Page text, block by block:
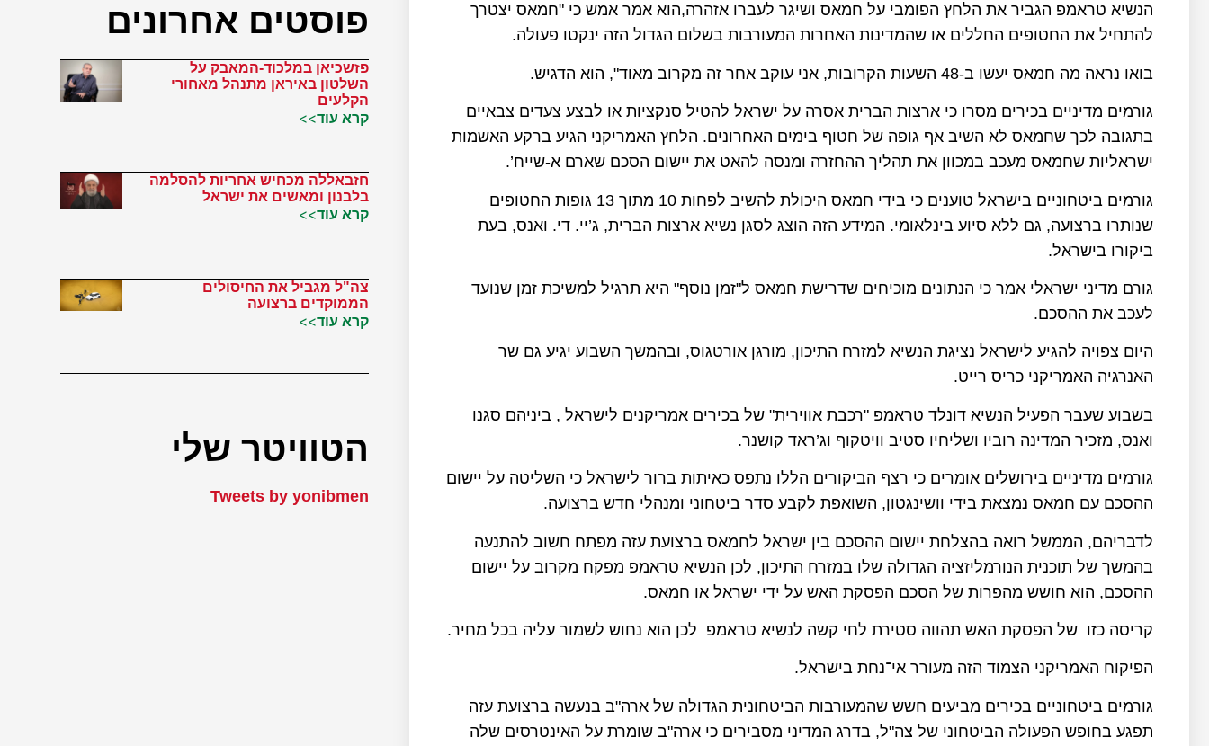
הנשיא טראמפ הגביר את הלחץ הפומבי על חמאס ושיגר לעברו אזהרה,הוא אמר אמש כי "חמאס יצטרך
להתחיל את החטופים החללים או שהמדינות האחרות המעורבות בשלום הגדול הזה ינקטו פעולה.
בואו נראה מה חמאס יעשו ב-48 השעות הקרובות, אני עוקב אחר זה מקרוב מאוד", הוא הדגיש.
גורמים מדיניים בכירים מסרו כי ארצות הברית אסרה על ישראל להטיל סנקציות או לבצע צעדים צבאיים
בתגובה לכך שחמאס לא השיב אף גופה של חטוף בימים האחרונים. הלחץ האמריקני הגיע ברקע האשמות
ישראליות שחמאס מעכב במכוון את תהליך ההחזרה ומנסה להאט את יישום הסכם שארם א-שייח’.
גורמים ביטחוניים בישראל טוענים כי בידי חמאס היכולת להשיב לפחות 10 מתוך 13 גופות החטופים
שנותרו ברצועה, גם ללא סיוע בינלאומי. המידע הזה הוצג לסגן נשיא ארצות הברית, ג’יי. די. ואנס, בעת
ביקורו בישראל.
גורם מדיני ישראלי אמר כי הנתונים מוכיחים שדרישת חמאס ל"זמן נוסף" היא תרגיל למשיכת זמן שנועד
לעכב את ההסכם.
היום צפויה להגיע לישראל נציגת הנשיא למזרח התיכון, מורגן אורטגוס, ובהמשך השבוע יגיע גם שר
האנרגיה האמריקני כריס רייט.
בשבוע שעבר הפעיל הנשיא דונלד טראמפ "רכבת אווירית" של בכירים אמריקנים לישראל , ביניהם סגנו
ואנס, מזכיר המדינה רוביו ושליחיו סטיב וויטקוף וג’ראד קושנר.
גורמים מדיניים בירושלים אומרים כי רצף הביקורים הללו נתפס כאיתות ברור לישראל כי השליטה על יישום
ההסכם עם חמאס נמצאת בידי וושינגטון, השואפת לקבע סדר ביטחוני ומנהלי חדש ברצועה.
לדבריהם, הממשל רואה בהצלחת יישום ההסכם בין ישראל לחמאס ברצועת עזה מפתח חשוב להתנעה
בהמשך של תוכנית הנורמליזציה הגדולה שלו במזרח התיכון, לכן הנשיא טראמפ מפקח מקרוב על יישום
ההסכם, הוא חושש מהפרות של הסכם הפסקת האש על ידי ישראל או חמאס.
קריסה כזו של הפסקת האש תהווה סטירת לחי קשה לנשיא טראמפ לכן הוא נחוש לשמור עליה בכל מחיר.
הפיקוח האמריקני הצמוד הזה מעורר אי־נחת בישראל.
גורמים ביטחוניים בכירים מביעים חשש שהמעורבות הביטחונית הגדולה של ארה"ב בנעשה ברצועת עזה
תפגע בחופש הפעולה הביטחוני של צה"ל, בדרג המדיני מסבירים כי ארה"ב שומרת על האינטרסים שלה
פוסטים אחרונים
פזשכיאן במלכוד-המאבק על
השלטון באיראן מתנהל מאחורי
הקלעים
קרא עוד>>
חזבאללה מכחיש אחריות להסלמה
בלבנון ומאשים את ישראל
קרא עוד>>
צה"ל מגביל את החיסולים
הממוקדים ברצועה
קרא עוד>>
הטוויטר שלי
Tweets by yonibmen